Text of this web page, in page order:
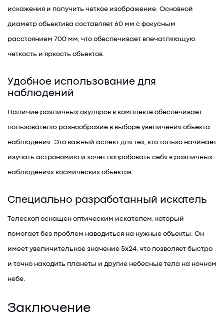
искажения и получить четкое изображение. Основной
диаметр объектива составляет 60 мм с фокусным
расстоянием 700 мм, что обеспечивает впечатляющую
четкость и яркость объектов.
Удобное использование для
наблюдений
Наличие различных окуляров в комплекте обеспечивает
пользователю разнообразие в выборе увеличения объекта
наблюдения. Это важный аспект для тех, кто только начинает
изучать астрономию и хочет попробовать себя в различных
наблюдениях космических объектов.
Специально разработанный искатель
Телескоп оснащен оптическим искателем, который
помогает без проблем наводиться на нужные объекты. Он
имеет увеличительное значение 5x24, что позволяет быстро
и точно находить планеты и другие небесные тела на ночном
небе.
Заключение